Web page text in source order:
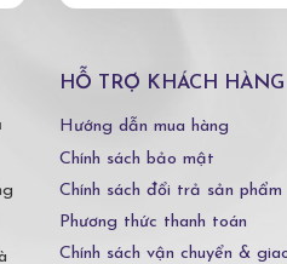
HỖ TRỢ KHÁCH HÀNG
Hướng dẫn mua hàng
Chính sách bảo mật
Chính sách đổi trả sản phẩm
Phương thức thanh toán
Chính sách vận chuyển &